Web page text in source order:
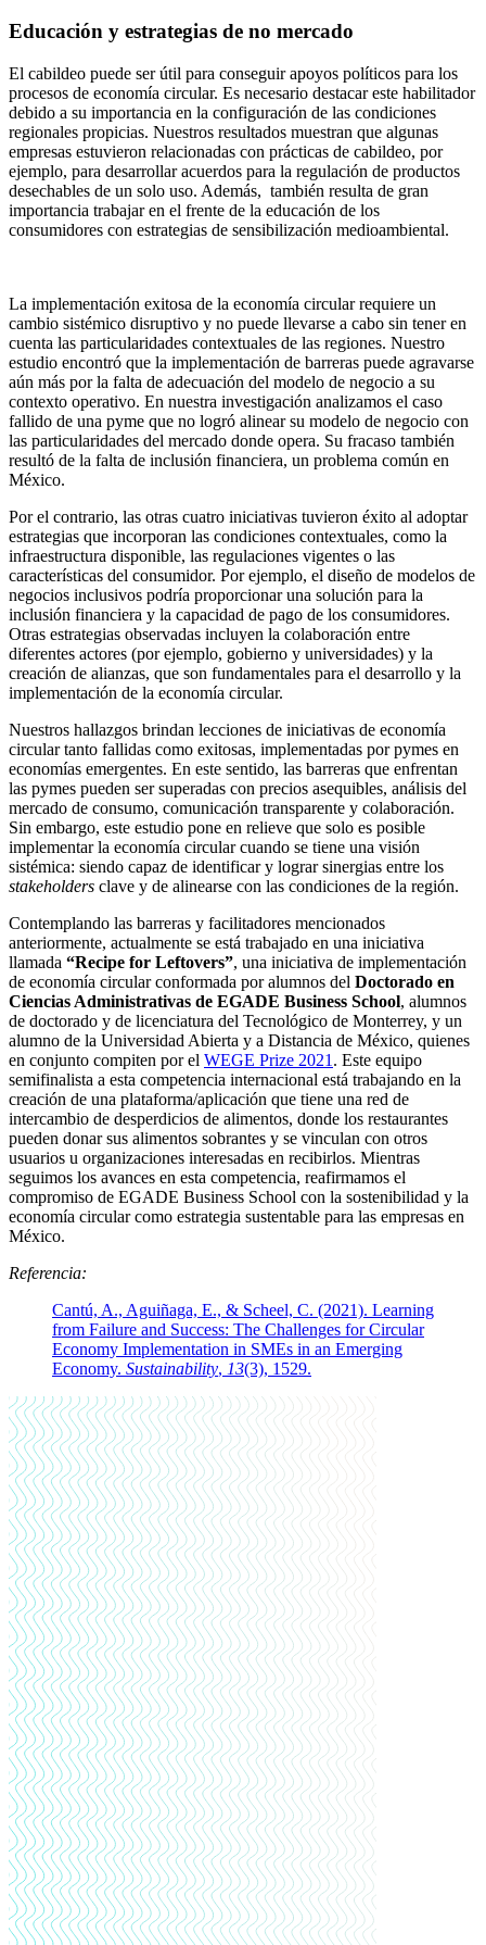
Educación y estrategias de no mercado
El cabildeo puede ser útil para conseguir apoyos políticos para los
procesos de economía circular. Es necesario destacar este habilitador
debido a su importancia en la configuración de las condiciones
regionales propicias. Nuestros resultados muestran que algunas
empresas estuvieron relacionadas con prácticas de cabildeo, por
ejemplo, para desarrollar acuerdos para la regulación de productos
desechables de un solo uso. Además, también resulta de gran
importancia trabajar en el frente de la educación de los
consumidores con estrategias de sensibilización medioambiental.
La implementación exitosa de la economía circular requiere un
cambio sistémico disruptivo y no puede llevarse a cabo sin tener en
cuenta las particularidades contextuales de las regiones. Nuestro
estudio encontró que la implementación de barreras puede agravarse
aún más por la falta de adecuación del modelo de negocio a su
contexto operativo. En nuestra investigación analizamos el caso
fallido de una pyme que no logró alinear su modelo de negocio con
las particularidades del mercado donde opera. Su fracaso también
resultó de la falta de inclusión financiera, un problema común en
México.
Por el contrario, las otras cuatro iniciativas tuvieron éxito al adoptar
estrategias que incorporan las condiciones contextuales, como la
infraestructura disponible, las regulaciones vigentes o las
características del consumidor. Por ejemplo, el diseño de modelos de
negocios inclusivos podría proporcionar una solución para la
inclusión financiera y la capacidad de pago de los consumidores.
Otras estrategias observadas incluyen la colaboración entre
diferentes actores (por ejemplo, gobierno y universidades) y la
creación de alianzas, que son fundamentales para el desarrollo y la
implementación de la economía circular.
Nuestros hallazgos brindan lecciones de iniciativas de economía
circular tanto fallidas como exitosas, implementadas por pymes en
economías emergentes. En este sentido, las barreras que enfrentan
las pymes pueden ser superadas con precios asequibles, análisis del
mercado de consumo, comunicación transparente y colaboración.
Sin embargo, este estudio pone en relieve que solo es posible
implementar la economía circular cuando se tiene una visión
sistémica: siendo capaz de identificar y lograr sinergias entre los
stakeholders clave y de alinearse con las condiciones de la región.
Contemplando las barreras y facilitadores mencionados
anteriormente, actualmente se está trabajado en una iniciativa
llamada “Recipe for Leftovers”, una iniciativa de implementación
de economía circular conformada por alumnos del Doctorado en
Ciencias Administrativas de EGADE Business School, alumnos
de doctorado y de licenciatura del Tecnológico de Monterrey, y un
alumno de la Universidad Abierta y a Distancia de México, quienes
en conjunto compiten por el WEGE Prize 2021 . Este equipo
semifinalista a esta competencia internacional está trabajando en la
creación de una plataforma/aplicación que tiene una red de
intercambio de desperdicios de alimentos, donde los restaurantes
pueden donar sus alimentos sobrantes y se vinculan con otros
usuarios u organizaciones interesadas en recibirlos. Mientras
seguimos los avances en esta competencia, reafirmamos el
compromiso de EGADE Business School con la sostenibilidad y la
economía circular como estrategia sustentable para las empresas en
México.
Referencia:
Cantú, A., Aguiñaga, E., & Scheel, C. (2021). Learning
from Failure and Success: The Challenges for Circular
Economy Implementation in SMEs in an Emerging
Economy. Sustainability, 13(3), 1529.